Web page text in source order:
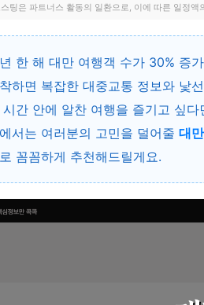
팅은 파트너스 활동의 일환으로, 이에 따른 일정액
한 해 대만 여행객 수가 30% 증
하면 복잡한 대중교통 정보와 낯
시간 안에 알찬 여행을 즐기고 싶
서는 여러분의 고민을 덜어줄 대
꼼꼼하게 추천해드릴게요.